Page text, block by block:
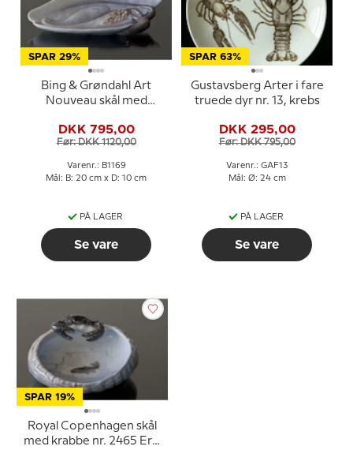
SPAR 29%
Bing & Grøndahl Art
Nouveau skål med
DKK 795,00
Før: DKK 1120,00
Varenr.: B1169
Mål: B: 20 cm x D: 10 cm
PÅ LAGER
Se vare
SPAR 63%
Gustavsberg Arter i fare
truede dyr nr. 13, krebs
DKK 295,00
Før: DKK 795,00
Varenr.: GAF13
Mål: Ø: 24 cm
PÅ LAGER
Se vare
SPAR 19%
Royal Copenhagen skål
med krabbe nr. 2465 Erik